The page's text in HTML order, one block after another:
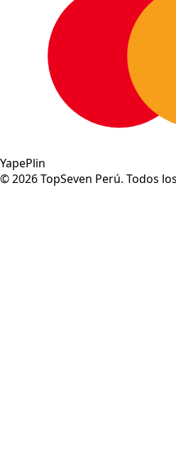
YapePlin
©2026TopSeven Perú. Todos